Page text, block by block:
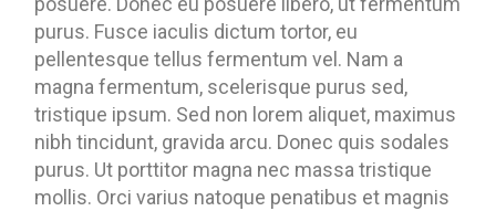
purus. Fusce iaculis dictum tortor, eu
pellentesque tellus fermentum vel. Nam a
magna fermentum, scelerisque purus sed,
tristique ipsum. Sed non lorem aliquet, maximus
nibh tincidunt, gravida arcu. Donec quis sodales
purus. Ut porttitor magna nec massa tristique
mollis. Orci varius natoque penatibus et magnis